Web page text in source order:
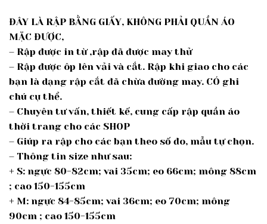
ĐÂY LÀ RẬP BẰNG GIẤY, KHÔNG PHẢI QUẦN ÁO
MẶC ĐƯỢC,
– Rập được in từ ,rập đã được may thử
– Rập được ôp lên vải và cắt. Rập khi giao cho các
bạn là dạng rập cắt đã chừa đường may. CÓ ghi
chú cụ thể.
– Chuyên tư vấn, thiết kế, cung cấp rập quần áo
thời trang cho các SHOP
– Giúp ra rập cho các bạn theo số đo, mẫu tự chọn.
– Thông tin size như sau:
+ S: ngực 80-82cm; vai 35cm; eo 66cm; mông 88cm
; cao 150-155cm
+ M: ngực 84-85cm; vai 36cm; eo 70cm; mông
90cm ; cao 150-155cm